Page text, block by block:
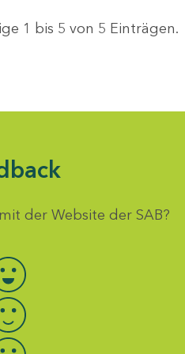
1 bis 5 von 5 Einträgen.
der Website der SAB?
auswählen